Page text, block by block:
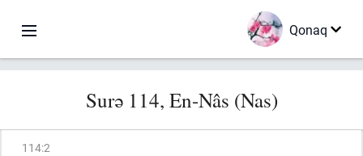
Qonaq
Surə 114, En-Nâs (Nas)
114:2